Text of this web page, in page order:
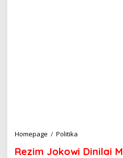
Homepage / Politika
z
Rezim Jokowi Dinilai